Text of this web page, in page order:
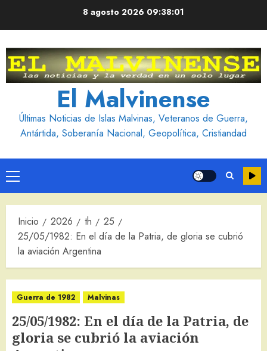
8 agosto 2026 09:38:03
El Malvinense
Últimas Noticias de Islas Malvinas, Veteranos de Guerra,
Antártida, Soberanía Nacional, Geopolítica, Cristiandad
Menú
principal
Inicio 2026 th
25
25/05/1982: En el día de la Patria, de gloria se cubrió
la aviación Argentina
Guerra de 1982 Malvinas
25/05/1982: En el día de la Patria, de
gloria se cubrió la aviación